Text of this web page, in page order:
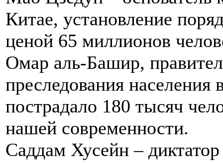
Китае, установление
ценой 65 миллионов
Омар аль-Башир,
преследования
пострадало 180 тысяч
нашей современности.
Саддам Хусейн –